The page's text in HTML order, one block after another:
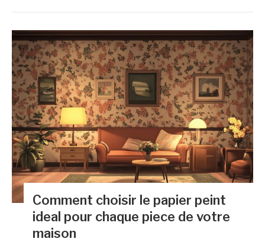
Comment choisir le papier peint
ideal pour chaque piece de votre
maison